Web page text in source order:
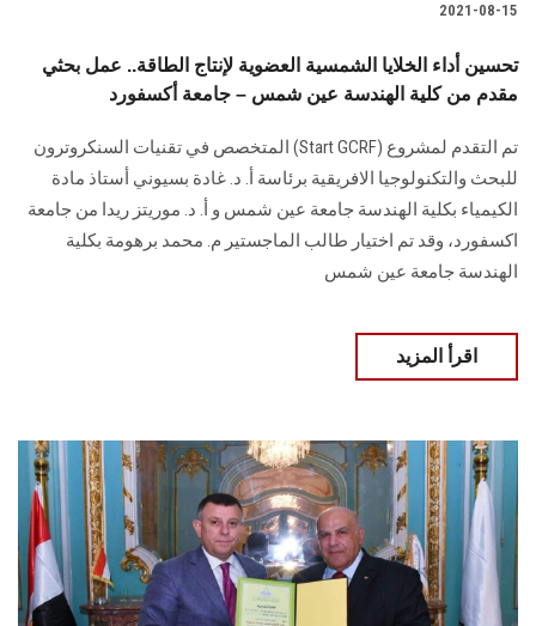
2021-08-15
تحسين أداء الخلايا الشمسية العضوية لإنتاج الطاقة.. عمل بحثي
مقدم من كلية الهندسة عين شمس – جامعة أكسفورد
تم التقدم لمشروع (Start GCRF) المتخصص في تقنيات السنكروترون
للبحث والتكنولوجيا الافريقية برئاسة أ. د. غادة بسيوني أستاذ مادة
الكيمياء بكلية الهندسة جامعة عين شمس و أ. د. موريتز ريدا من جامعة
اكسفورد، وقد تم اختيار طالب الماجستير م. محمد برهومة بكلية
الهندسة جامعة عين شمس
اقرأ المزيد